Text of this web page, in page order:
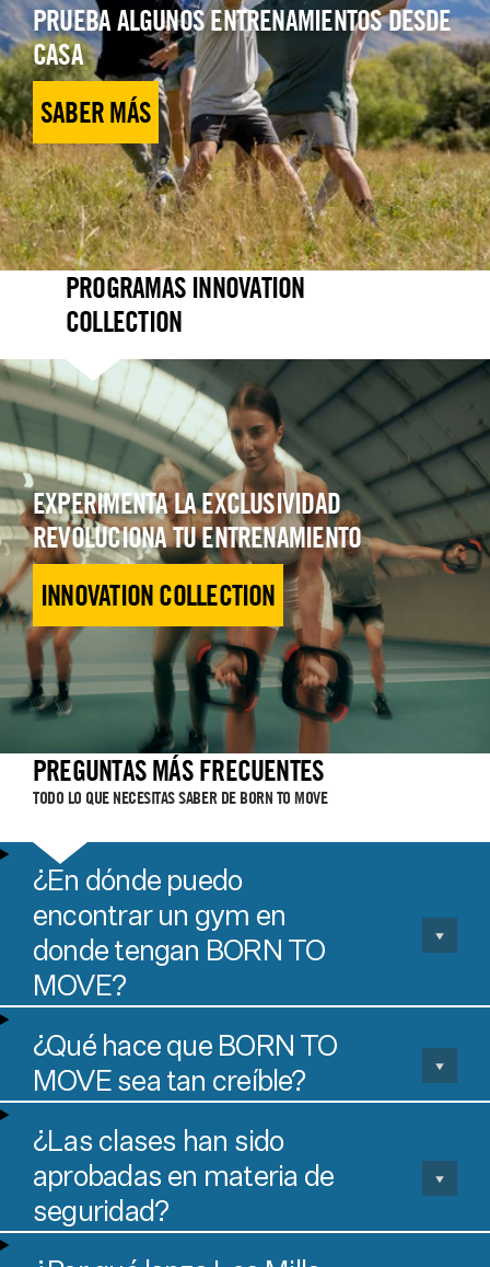
PRUEBA ALGUNOS ENTRENAMIENTOS DESDE
CASA
SABER MÁS
PROGRAMAS INNOVATION
COLLECTION
EXPERIMENTA LA EXCLUSIVIDAD
REVOLUCIONA TU ENTRENAMIENTO
INNOVATION COLLECTION
PREGUNTAS MÁS FRECUENTES
TODO LO QUE NECESITAS SABER DE BORN TO MOVE
¿En dónde puedo
encontrar un gym en
donde tengan BORN TO
MOVE?
¿Qué hace que BORN TO
MOVE sea tan creíble?
¿Las clases han sido
aprobadas en materia de
seguridad?